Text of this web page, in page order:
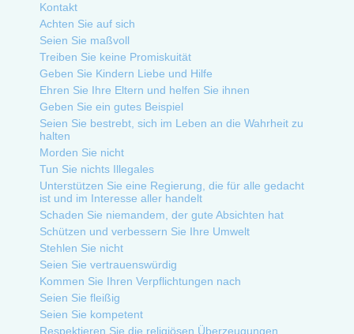
Kontakt
Achten Sie auf sich
Seien Sie maßvoll
Treiben Sie keine Promiskuität
Geben Sie Kindern Liebe und Hilfe
Ehren Sie Ihre Eltern und helfen Sie ihnen
Geben Sie ein gutes Beispiel
Seien Sie bestrebt, sich im Leben an die Wahrheit zu
halten
Morden Sie nicht
Tun Sie nichts Illegales
Unterstützen Sie eine Regierung, die für alle gedacht
ist und im Interesse aller handelt
Schaden Sie niemandem, der gute Absichten hat
Schützen und verbessern Sie Ihre Umwelt
Stehlen Sie nicht
Seien Sie vertrauenswürdig
Kommen Sie Ihren Verpflichtungen nach
Seien Sie fleißig
Seien Sie kompetent
Respektieren Sie die religiösen Überzeugungen